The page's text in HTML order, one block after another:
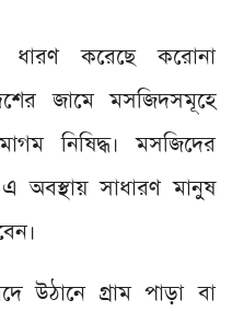
ধারণ করেছে করোনা
জামে মসজিদসমূহে
নিষিদ্ধ। মসজিদের
অবস্থায় সাধারণ মানুষ
উঠানে গ্রাম পাড়া বা